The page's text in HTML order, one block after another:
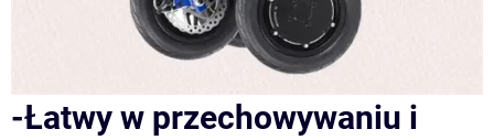
-Łatwy w przechowywaniu i